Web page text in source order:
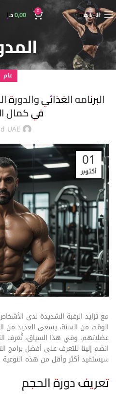
القائمة 0
0,00د.إ
عام
البرنامه الغذائي والدورة
في كمال
UAE
01
أكتوبر
مع تزايد الرغبة الشديدة لدى
الوقت من السنة، يسعى العديد من
عضلاتهم. وفي هذا السياق، تُعرف
انضم إلينا للتعرف على أفضل برامج
سيستفيد أكثر وأقل من هذه النوعية
تعريف دورة الحجم